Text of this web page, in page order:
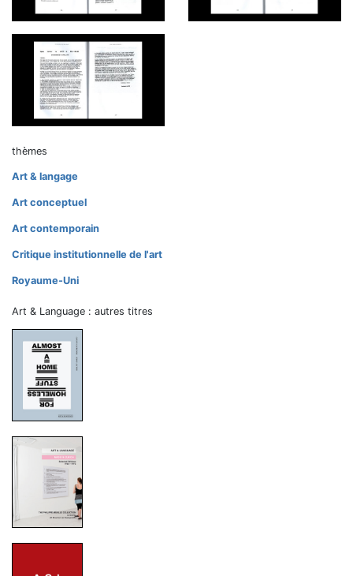
thèmes
Art & langage
Art conceptuel
Art contemporain
Critique institutionnelle de l'art
Royaume-Uni
Art & Language : autres titres